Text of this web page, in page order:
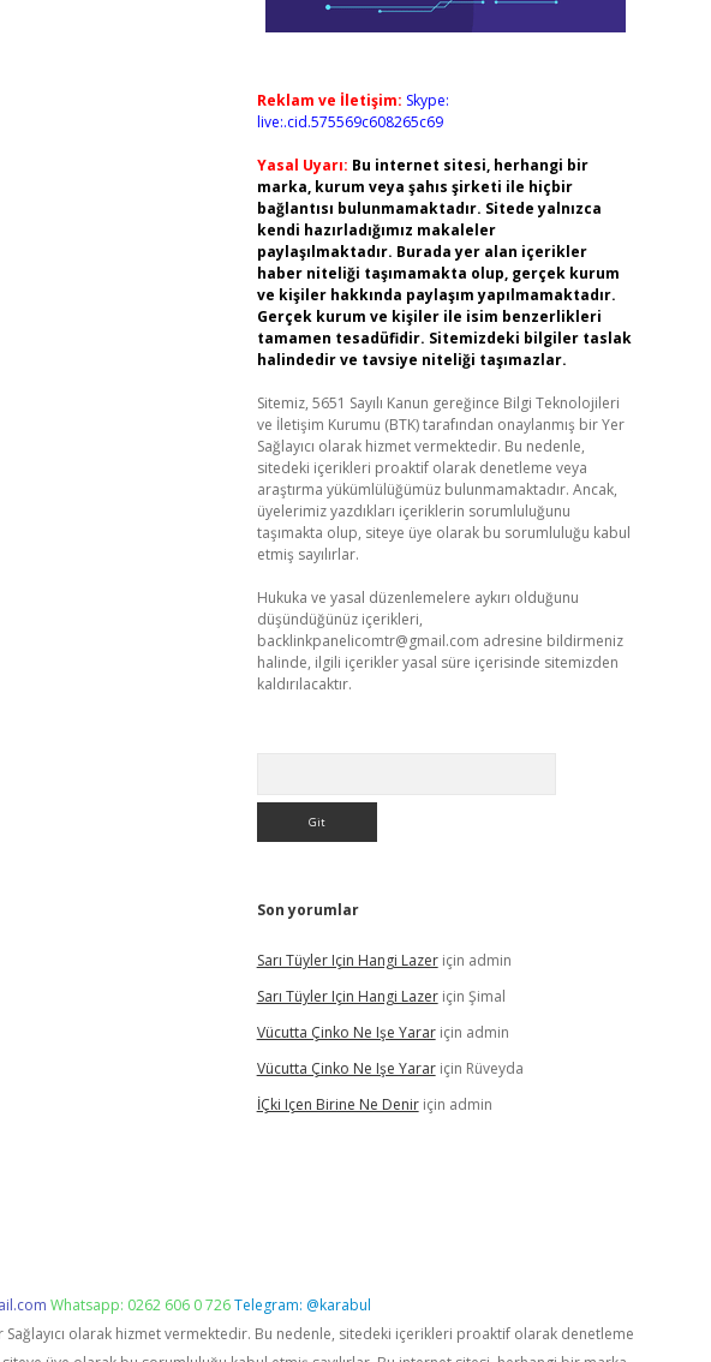
Reklam ve İletişim: Skype:
live:.cid.575569c608265c69
Yasal Uyarı: Bu internet sitesi, herhangi bir
marka, kurum veya şahıs şirketi ile hiçbir
bağlantısı bulunmamaktadır. Sitede yalnızca
kendi hazırladığımız makaleler
paylaşılmaktadır. Burada yer alan içerikler
haber niteliği taşımamakta olup, gerçek kurum
ve kişiler hakkında paylaşım yapılmamaktadır.
Gerçek kurum ve kişiler ile isim benzerlikleri
tamamen tesadüfidir. Sitemizdeki bilgiler taslak
halindedir ve tavsiye niteliği taşımazlar.
Sitemiz, 5651 Sayılı Kanun gereğince Bilgi Teknolojileri
ve İletişim Kurumu (BTK) tarafından onaylanmış bir Yer
Sağlayıcı olarak hizmet vermektedir. Bu nedenle,
sitedeki içerikleri proaktif olarak denetleme veya
araştırma yükümlülüğümüz bulunmamaktadır. Ancak,
üyelerimiz yazdıkları içeriklerin sorumluluğunu
taşımakta olup, siteye üye olarak bu sorumluluğu kabul
etmiş sayılırlar.
Hukuka ve yasal düzenlemelere aykırı olduğunu
düşündüğünüz içerikleri,
backlinkpanelicomtr@gmail.com adresine bildirmeniz
halinde, ilgili içerikler yasal süre içerisinde sitemizden
kaldırılacaktır.
Son yorumlar
Sarı Tüyler Için Hangi Lazeriçin admin
Sarı Tüyler Için Hangi Lazeriçin Şimal
Vücutta Çinko Ne Işe Yarariçin admin
Vücutta Çinko Ne Işe Yarariçin Rüveyda
İÇki Içen Birine Ne Deniriçin admin
Whatsapp: 0262 606 0 726Telegram: @karabul
Sağlayıcı olarak hizmet vermektedir. Bu nedenle, sitedeki içerikleri proaktif olarak denetleme